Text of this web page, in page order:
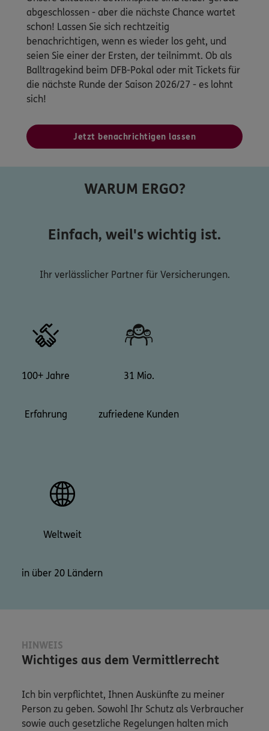
abgeschlossen - aber die nächste Chance wartet
schon! Lassen Sie sich rechtzeitig
benachrichtigen, wenn es wieder los geht, und
seien Sie einer der Ersten, der teilnimmt. Ob als
Balltragekind beim DFB-Pokal oder mit Tickets für
die nächste Runde der Saison 2026/27 - es lohnt
sich!
Jetzt benachrichtigen lassen
WARUM ERGO?
Einfach, weil's wichtig ist.
Ihr verlässlicher Partner für Versicherungen.
100+ Jahre
Erfahrung
31 Mio.
zufriedene Kunden
Weltweit
in über 20 Ländern
HINWEIS
Wichtiges aus dem Vermittlerrecht
Ich bin verpflichtet, Ihnen Auskünfte zu meiner
Person zu geben. Sowohl Ihr Schutz als Verbraucher
sowie auch gesetzliche Regelungen halten mich